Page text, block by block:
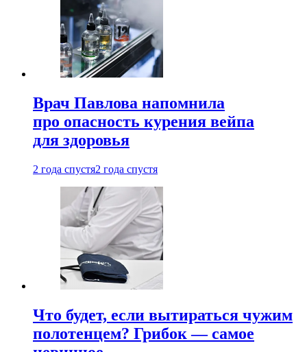
Врач Павлова напомнила
про опасность курения вейпа
для здоровья
2 года спустя2 года спустя
Что будет, если вытираться чужим
полотенцем? Грибок — самое